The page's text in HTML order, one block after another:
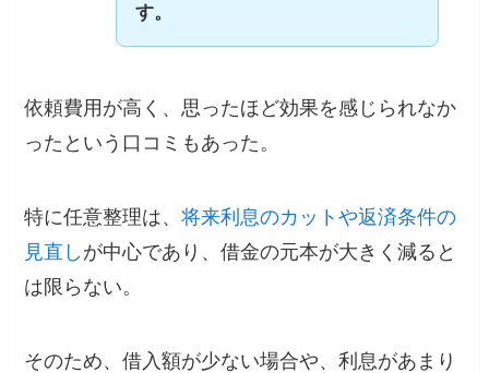
す。
依頼費用が高く、思ったほど効果を感じられなか
ったという口コミもあった。
特に任意整理は、将来利息のカットや返済条件の
見直し が中心であり、借金の元本が大きく減ると
は限らない。
そのため、借入額が少ない場合や、利息があまり